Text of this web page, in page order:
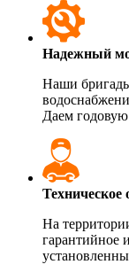
Надежный
Наши
Даем
Техническое
На
гарантийное